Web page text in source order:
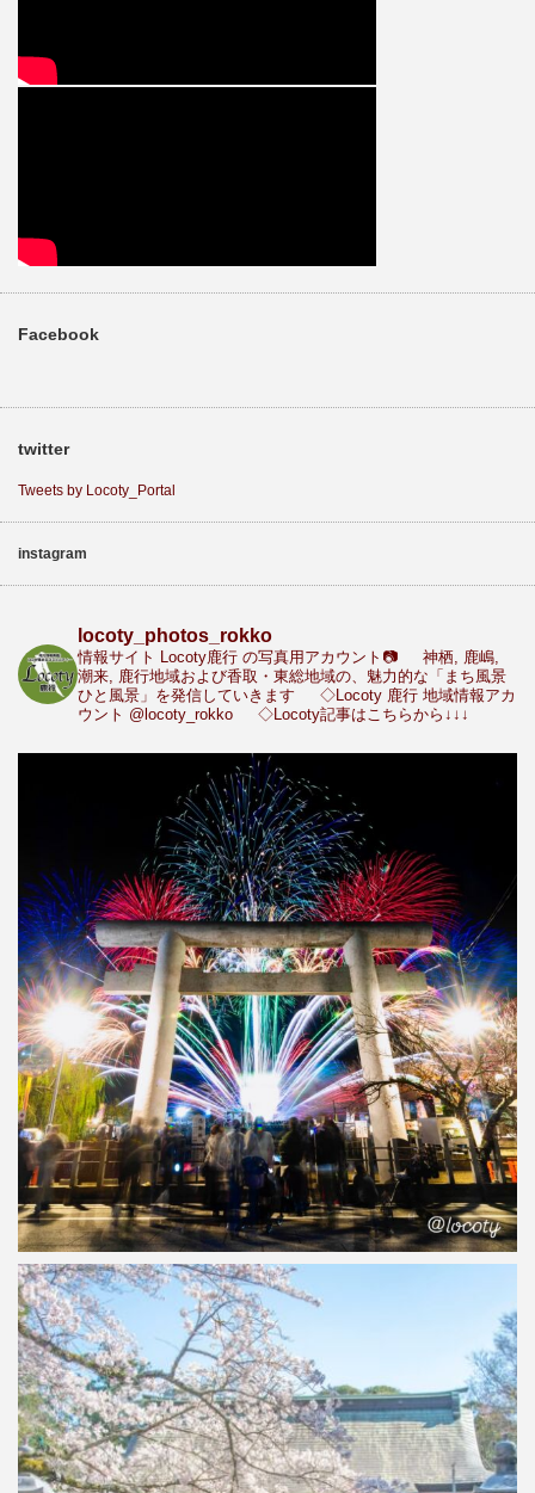
Facebook
twitter
Tweets by Locoty_Portal
instagram
locoty_photos_rokko
情報サイト Locoty鹿行 の写真用アカウント📷
神栖, 鹿嶋,
潮来, 鹿行地域および香取・東総地域の、魅力的な「まち風景
ひと風景」を発信していきます
◇Locoty 鹿行 地域情報アカ
ウント @locoty_rokko ◇Locoty記事はこちらから↓↓↓